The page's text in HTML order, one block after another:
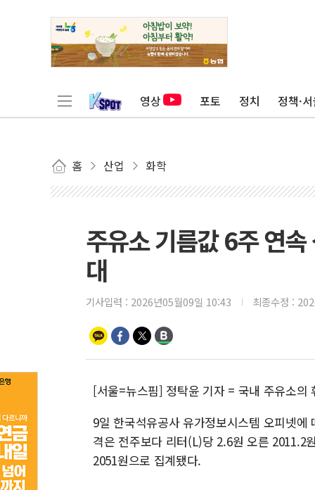
영상 포토 정치 정책·
홈 산업 화학
주유소 기름값 6주 연
대
기사입력 : 2026년05월09일 10:43 최종수정 :
[서울=뉴스핌] 정탁윤 기자 = 국내 주유소
9일 한국석유공사 유가정보시스템 오피넷
격은 전주보다 리터(L)당 2.6원 오른 2011.2
2051원으로 집계됐다.